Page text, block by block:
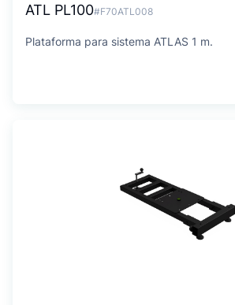
ATL PL100#F70ATL008
Plataforma para sistema ATLAS 1 m.